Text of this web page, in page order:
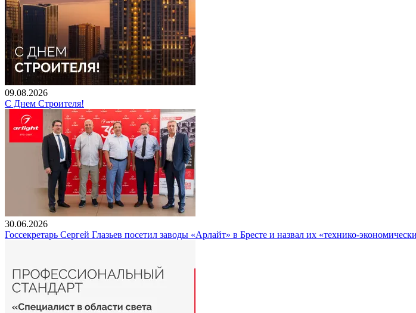
09.08.2026
С Днем Строителя!
30.06.2026
Госсекретарь Сергей Глазьев посетил заводы «Арлайт» в Бресте и назвал их «технико-